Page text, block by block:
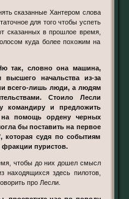
для того чтобы успеть
сказанных в прошлое время,
куда более похожим на
так, словно она машина,
высшего начальства из-за
всего-лишь люди, а людям
Стоило Лесли
командиру и предложить
помощь ордену черных
бы поставить на первое
которая судя по событиям
фракции пуристов.
находящихся здесь пилотов,
про Лесли.